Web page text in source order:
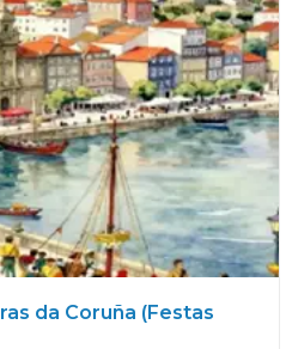
da Coruña (Festas